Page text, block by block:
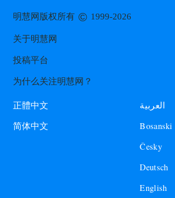
明慧网版权所有© 1999-2026
关于明慧网
投稿平台
为什么关注明慧网？
正體中文
简体中文
العربية
Bosanski
Česky
Deutsch
English